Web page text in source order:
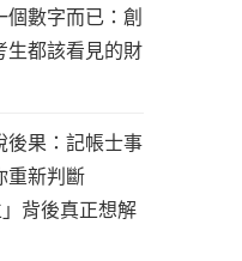
數字而已：創
生都該看見的財
後果：記帳士事
重新判斷
背後真正想解